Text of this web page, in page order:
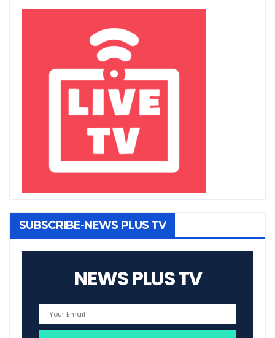
SUBSCRIBE-NEWS PLUS TV
NEWS PLUS TV